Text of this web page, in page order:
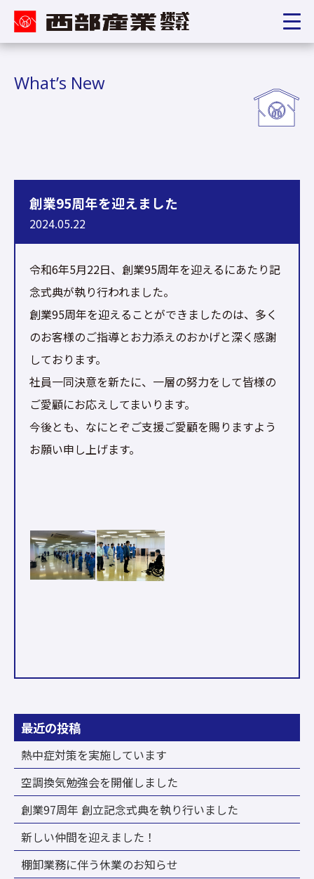
What’s New
創業95周年を迎えました
2024.05.22
令和6年5月22日、創業95周年を迎えるにあたり記
念式典が執り行われました。
創業95周年を迎えることができましたのは、多く
のお客様のご指導とお力添えのおかげと深く感謝
しております。
社員一同決意を新たに、一層の努力をして皆様の
ご愛顧にお応えしてまいります。
今後とも、なにとぞご支援ご愛顧を賜りますよう
お願い申し上げます。
最近の投稿
熱中症対策を実施しています
空調換気勉強会を開催しました
創業97周年 創立記念式典を執り行いました
新しい仲間を迎えました！
棚卸業務に伴う休業のお知らせ